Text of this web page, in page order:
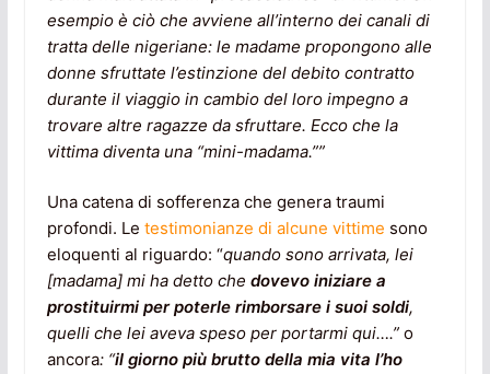
esempio è ciò che avviene all’interno dei canali di
tratta delle nigeriane: le madame propongono alle
donne sfruttate l’estinzione del debito contratto
durante il viaggio in cambio del loro impegno a
trovare altre ragazze da sfruttare. Ecco che la
vittima diventa una “mini-madama.””
Una catena di sofferenza che genera traumi
profondi. Le testimonianze di alcune vittime sono
eloquenti al riguardo: “quando sono arrivata, lei
[madama] mi ha detto che dovevo iniziare a
prostituirmi per poterle rimborsare i suoi soldi,
quelli che lei aveva speso per portarmi qui….” o
ancora: “il giorno più brutto della mia vita l’ho